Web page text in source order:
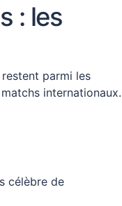
: les
parmi les
internationaux.
célèbre de